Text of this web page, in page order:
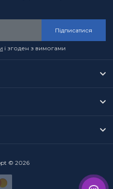
Підписатися
і згоден з вимогами
© 2026